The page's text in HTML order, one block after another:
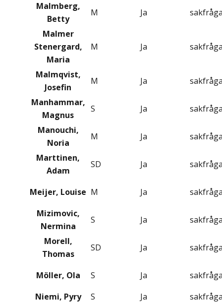
Malmberg,
Betty
M Ja
Malmer
Stenergard,
Maria
M Ja
Malmqvist,
Josefin
M Ja
Manhammar,
Magnus
S Ja
Manouchi,
Noria
M Ja
Marttinen,
Adam
SD Ja
Meijer, Louise M Ja
Mizimovic,
Nermina
S Ja
Morell,
Thomas
SD Ja
Möller, Ola S Ja
Niemi, Pyry
S Ja